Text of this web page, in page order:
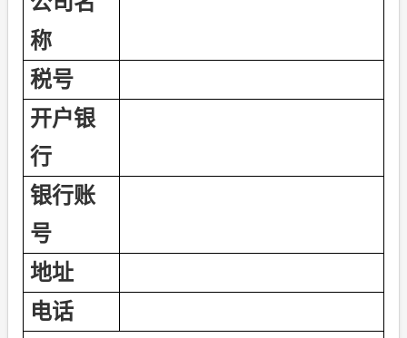
称
税号
开户银
行
银行账
号
地址
电话